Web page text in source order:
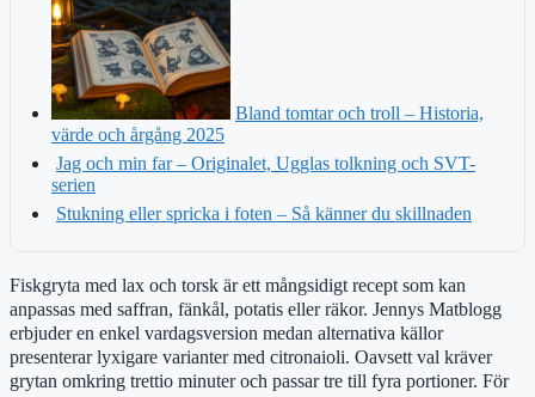
Bland tomtar och troll – Historia,
värde och årgång 2025
Jag och min far – Originalet, Ugglas tolkning och SVT-
serien
Stukning eller spricka i foten – Så känner du skillnaden
Fiskgryta med lax och torsk är ett mångsidigt recept som kan
anpassas med saffran, fänkål, potatis eller räkor. Jennys Matblogg
erbjuder en enkel vardagsversion medan alternativa källor
presenterar lyxigare varianter med citronaioli. Oavsett val kräver
grytan omkring trettio minuter och passar tre till fyra portioner. För